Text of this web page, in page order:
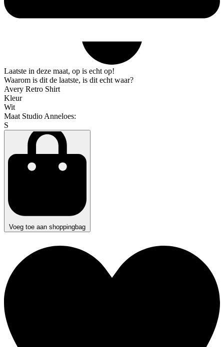
Laatste in deze maat, op is echt op!
Waarom is dit de laatste, is dit echt waar?
Avery Retro Shirt
Kleur
Wit
Maat Studio Anneloes:
S
Voeg toe aan shoppingbag